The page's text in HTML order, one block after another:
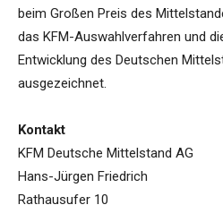
beim Großen Preis des
das KFM-Auswahlverfahren und
Entwicklung des Deutschen
ausgezeichnet.
Kontakt
KFM Deutsche Mittelstand AG
Hans-Jürgen Friedrich
Rathausufer 10